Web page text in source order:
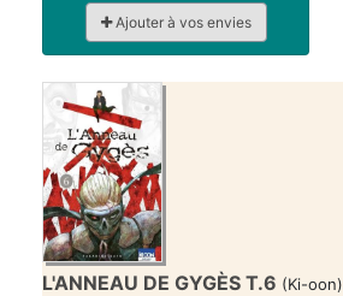
Ajouter à vos envies
L'ANNEAU DE GYGÈS T.6 (Ki-oon)